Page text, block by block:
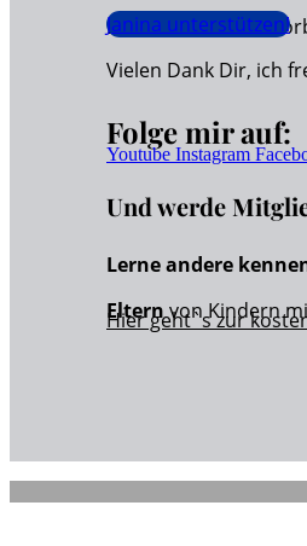
Dann schaue hier
Janina unterstützen!
Vielen Dank Dir, ich
Folge mir auf:
Youtube Instagram
Und werde
Lerne andere
Elternvon Kindern
Hier geht`s zur